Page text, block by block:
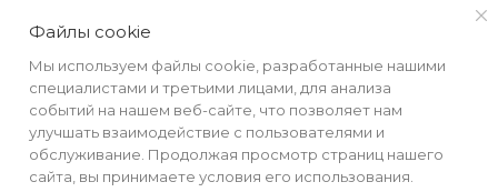
Файлы cookie
Мы используем файлы cookie, разработанные нашими
специалистами и третьими лицами, для анализа
событий на нашем веб-сайте, что позволяет нам
улучшать взаимодействие с пользователями и
обслуживание. Продолжая просмотр страниц нашего
сайта, вы принимаете условия его использования.